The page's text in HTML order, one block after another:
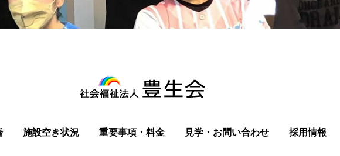
施設空き状況 重要事項・料金 見学・お問い合わせ 採用情報